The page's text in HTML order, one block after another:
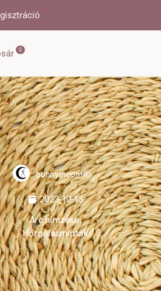
bunnymoonHU
2023-10-13
Arc hímzése,
Horgolásminták